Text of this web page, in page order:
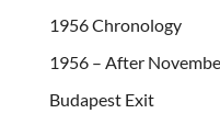
1956 Chronology
1956 – After
Budapest Exit